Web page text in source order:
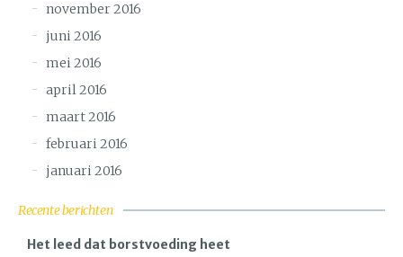
november 2016
juni 2016
mei 2016
april 2016
maart 2016
februari 2016
januari 2016
Recente berichten
Het leed dat borstvoeding heet